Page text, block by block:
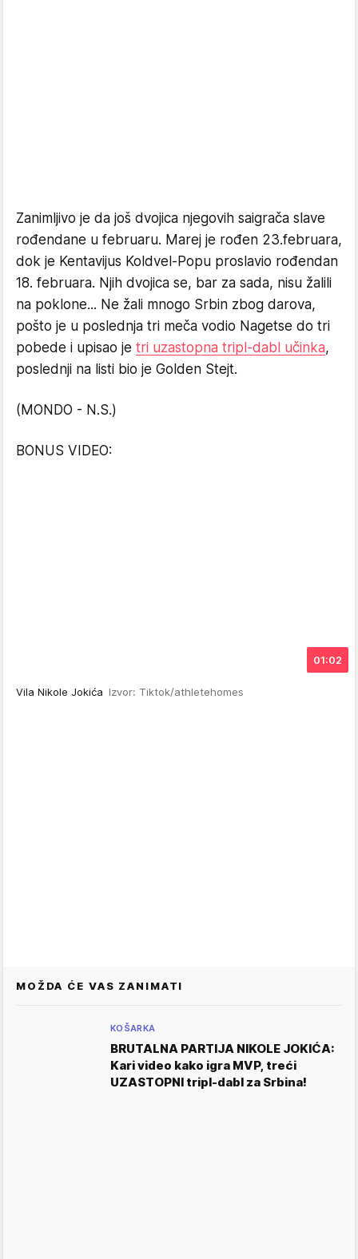
Zanimljivo je da još dvojica njegovih saigrača slave
rođendane u februaru. Marej je rođen 23.februara,
dok je Kentavijus Koldvel-Popu proslavio rođendan
18. februara. Njih dvojica se, bar za sada, nisu žalili
na poklone... Ne žali mnogo Srbin zbog darova,
pošto je u poslednja tri meča vodio Nagetse do tri
pobede i upisao je tri uzastopna tripl-dabl učinka,
poslednji na listi bio je Golden Stejt.
(MONDO - N.S.)
BONUS VIDEO:
01:02
Vila Nikole Jokića Izvor: Tiktok/athletehomes
MOŽDA ĆE VAS ZANIMATI
KOŠARKA
BRUTALNA PARTIJA NIKOLE JOKIĆA:
Kari video kako igra MVP, treći
UZASTOPNI tripl-dabl za Srbina!